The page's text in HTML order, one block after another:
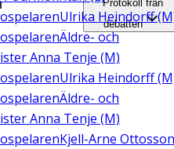
Ulrika Heindorff
Äldre- och
Anna Tenje (M)
Ulrika Heindorff
Äldre- och
Anna Tenje (M)
Kjell-Arne Ottosson
Protokoll från
debatten